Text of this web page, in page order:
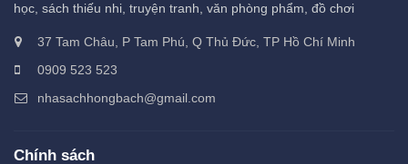
học, sách thiếu nhi, truyện tranh, văn phòng phẩm, đồ chơi
37 Tam Châu, P Tam Phú, Q Thủ Đức, TP Hồ Chí Minh
0909 523 523
nhasachhongbach@gmail.com
Chính sách